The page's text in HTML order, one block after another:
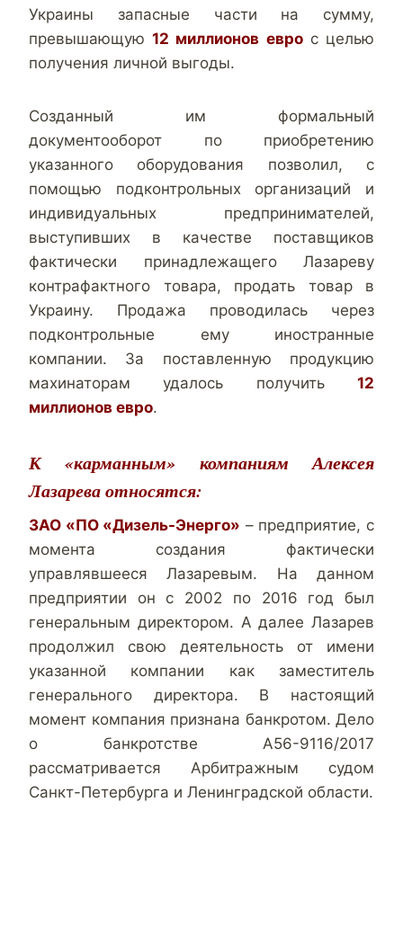
Украины запасные части на сумму,
превышающую12 миллионов еврос целью
получения личной выгоды.
Созданный им формальный
документооборот по приобретению
указанного оборудования позволил, с
помощью подконтрольных организаций и
индивидуальных предпринимателей,
выступивших в качестве поставщиков
фактически принадлежащего Лазареву
контрафактного товара, продать товар в
Украину. Продажа проводилась через
подконтрольные ему иностранные
компании. За поставленную продукцию
махинаторам удалось получить 12
миллионов евро.
К «карманным» компаниям Алексея
Лазарева относятся:
ЗАО «ПО «Дизель-Энерго» – предприятие, с
момента создания фактически
управлявшееся Лазаревым. На данном
предприятии он с 2002 по 2016 год был
генеральным директором. А далее Лазарев
продолжил свою деятельность от имени
указанной компании как заместитель
генерального директора. В настоящий
момент компания признана банкротом. Дело
о банкротстве А56-9116/2017
рассматривается Арбитражным судом
Санкт-Петербурга и Ленинградской области.